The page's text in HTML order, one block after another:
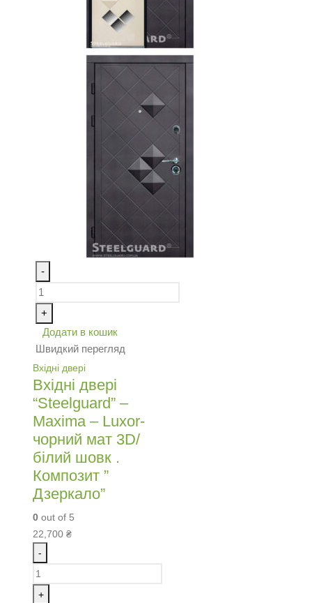
-
+
Додати в кошик
Швидкий перегляд
Вхідні двері
Вхідні двері
“Steelguard” –
Maxima – Luxor-
чорний мат 3D/
білий шовк .
Композит ”
Дзеркало”
0 out of 5
22,700 ₴
-
+